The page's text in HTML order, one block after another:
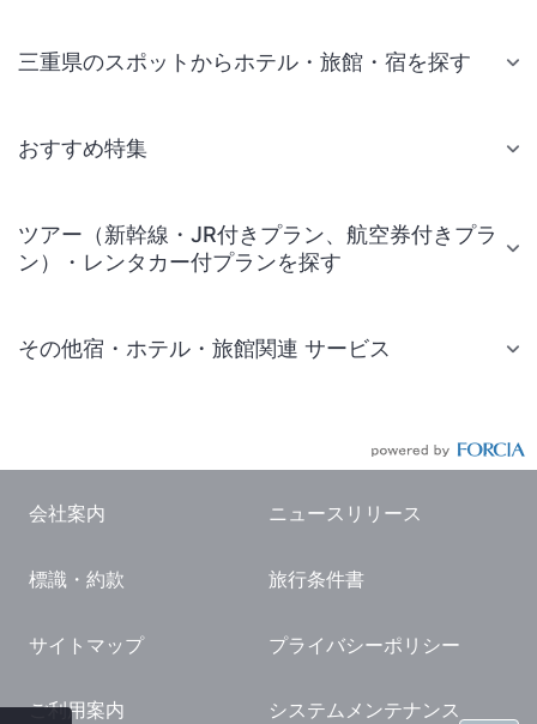
三重県のスポットからホテル・旅館・宿を探す
おすすめ特集
ツアー（新幹線・JR付きプラン、航空券付きプラ
ン）・レンタカー付プランを探す
その他宿・ホテル・旅館関連 サービス
国内観光ガイド
旅行・観光情報
会社案内 ニュースリリース
標識・約款 旅行条件書
サイトマップ プライバシーポリシー
ご利用案内 システムメンテナンス